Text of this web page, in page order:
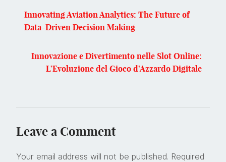
Innovating Aviation Analytics: The Future of
Data-Driven Decision Making
Innovazione e Divertimento nelle Slot Online:
L’Evoluzione del Gioco d’Azzardo Digitale
Leave a Comment
Your email address will not be published. Required